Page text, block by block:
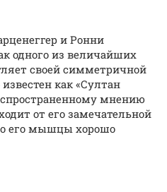
и Ронни
одного из величайших
своей симметричной
как «Султан
мнению
от его замечательной
его мышцы хорошо